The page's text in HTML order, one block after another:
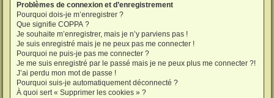
Problèmes de connexion et d’enregistrement
Pourquoi dois-je m’enregistrer ?
Que signifie COPPA ?
Je souhaite m’enregistrer, mais je n’y parviens pas !
Je suis enregistré mais je ne peux pas me connecter !
Pourquoi ne puis-je pas me connecter ?
Je me suis enregistré par le passé mais je ne peux plus me connecter ?!
J’ai perdu mon mot de passe !
Pourquoi suis-je automatiquement déconnecté ?
À quoi sert « Supprimer les cookies » ?